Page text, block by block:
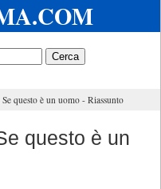
questo è un uomo - Riassunto
questo è un